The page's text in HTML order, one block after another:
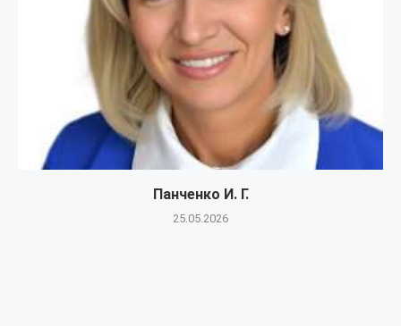
Панченко И. Г.
25.05.2026